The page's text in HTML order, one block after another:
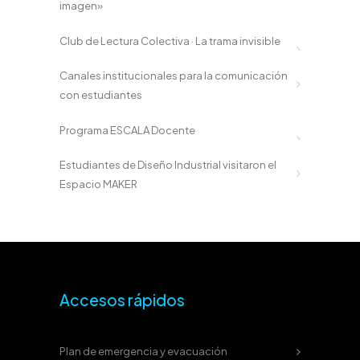
imagen»
Club de Lectura Colectiva · La trama invisible
Canales institucionales para la comunicación
con estudiantes
Programa ESCALA Docente
Estudiantes de Diseño Industrial visitaron el
Espacio MAKER
Accesos rápidos
Plan de emergencia y evacuación